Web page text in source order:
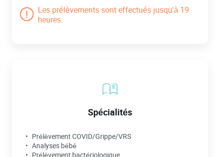
Les prélèvements sont effectués jusqu'à 19
heures.
Spécialités
Prélèvement COVID/Grippe/VRS
Analyses bébé
Prélèvement bactériologique